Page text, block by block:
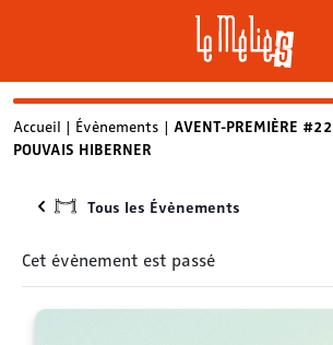
Skip
to
Accueil | Évènements | AVENT-PREMIÈRE
POUVAIS HIBERNER
Tous les Évènements
Cet évènement est passé